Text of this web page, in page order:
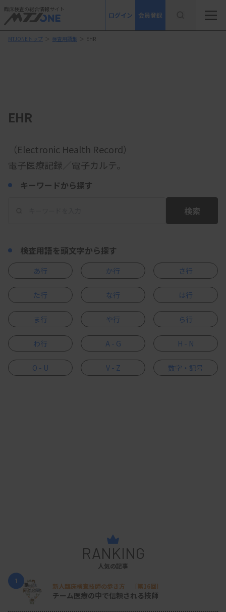
臨床検査の総合情報サイト
ログイン 会員登録
MTJONEトップ ＞ 検査用語集 ＞ EHR
EHR
（Electronic Health Record）
電子医療記録／電子カルテ。
キーワードから探す
検索
検査用語を頭文字から探す
あ行 か行 さ行
た行 な行 は行
ま行 や行 ら行
わ行 A - G H - N
O - U V - Z 数字・記号
RANKING
人気の記事
1
新人臨床検査技師の歩き方 ［第16回］
チーム医療の中で信頼される技師